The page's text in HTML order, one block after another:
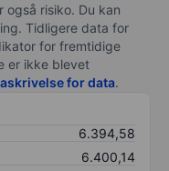
risiko. Du kan
Tidligere data for
for fremtidige
er ikke blevet
for data.
6.394,58
6.400,14